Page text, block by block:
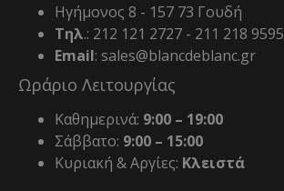
Ηγήμονος 8 - 157 73 Γουδή
Τηλ.: 212 121 2727 - 211 218 9595
Email: sales@blancdeblanc.gr
Ωράριο Λειτουργίας
Καθημερινά: 9:00 – 19:00
Σάββατο: 9:00 – 15:00
Κυριακή & Αργίες: Κλειστά